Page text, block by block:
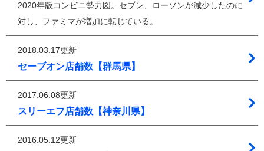
2020年版コンビニ勢力図。セブン、ローソンが減少したのに
対し、ファミマが増加に転じている。
2018.03.17更新
セーブオン店舗数【群馬県】
2017.06.08更新
スリーエフ店舗数【神奈川県】
2016.05.12更新